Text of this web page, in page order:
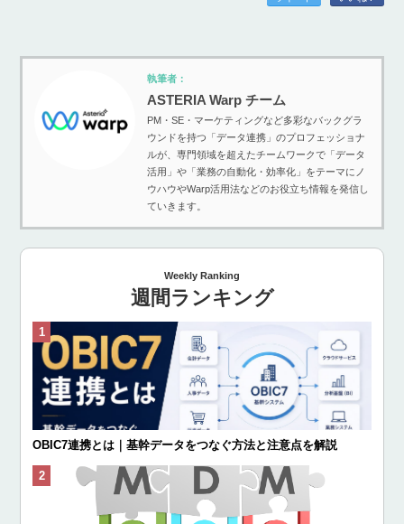
執筆者：
ASTERIA Warp チーム
PM・SE・マーケティングなど多彩なバックグラ
ウンドを持つ「データ連携」のプロフェッショナ
ルが、専門領域を超えたチームワークで「データ
活用」や「業務の自動化・効率化」をテーマにノ
ウハウやWarp活用法などのお役立ち情報を発信し
ていきます。
Weekly Ranking
週間ランキング
OBIC7連携とは｜基幹データをつなぐ方法と注意点を解説